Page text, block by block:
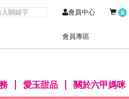
會員中心
會員專區
0
愛玉甜品 關於六甲媽咪